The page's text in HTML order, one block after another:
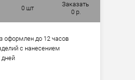
0 шт
Заказать
0 р.
оформлен до 12 часов
с нанесением
дней